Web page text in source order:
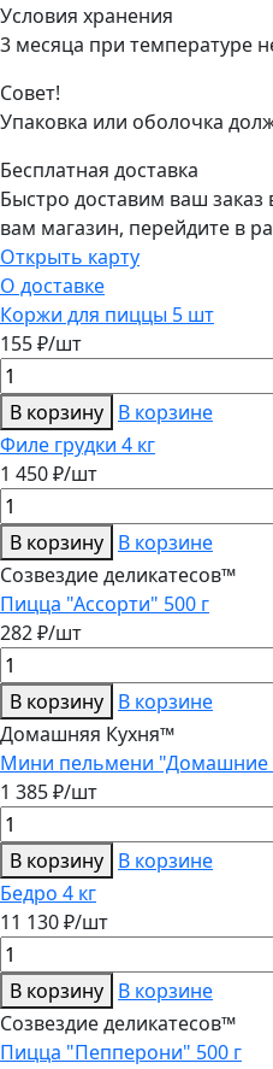
Условия хранения
3 месяца при температуре
Совет!
Упаковка или оболочка
Бесплатная доставка
Быстро доставим ваш
вам магазин, перейдите в
Открыть карту
О доставке
Коржи для пиццы 5 шт
155 ₽/шт
В корзину В корзине
Филе грудки 4 кг
1 450 ₽/шт
В корзину В корзине
Созвездие деликатесов™
Пицца "Ассорти" 500 г
282 ₽/шт
В корзину В корзине
Домашняя Кухня™
Мини пельмени "Домашние
1 385 ₽/шт
В корзину В корзине
Бедро 4 кг
11 130 ₽/шт
В корзину В корзине
Созвездие деликатесов™
Пицца "Пепперони" 500 г